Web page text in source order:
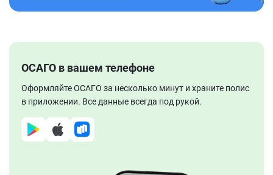
ОСАГО в вашем телефоне
Оформляйте ОСАГО за несколько минут и храните полис
в приложении. Все данные всегда под рукой.